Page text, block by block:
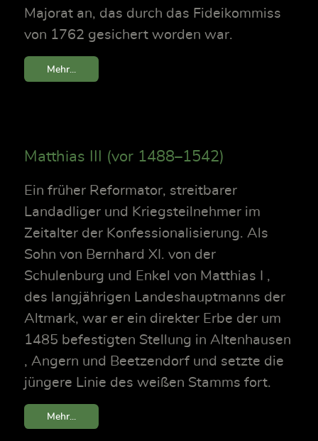
Majorat an, das durch das Fideikommiss
von 1762 gesichert worden war.
Mehr...
Matthias III (vor 1488–1542)
Ein früher Reformator, streitbarer
Landadliger und Kriegsteilnehmer im
Zeitalter der Konfessionalisierung. Als
Sohn von Bernhard XI. von der
Schulenburg und Enkel von Matthias I ,
des langjährigen Landeshauptmanns der
Altmark, war er ein direkter Erbe der um
1485 befestigten Stellung in Altenhausen
, Angern und Beetzendorf und setzte die
jüngere Linie des weißen Stamms fort.
Mehr...